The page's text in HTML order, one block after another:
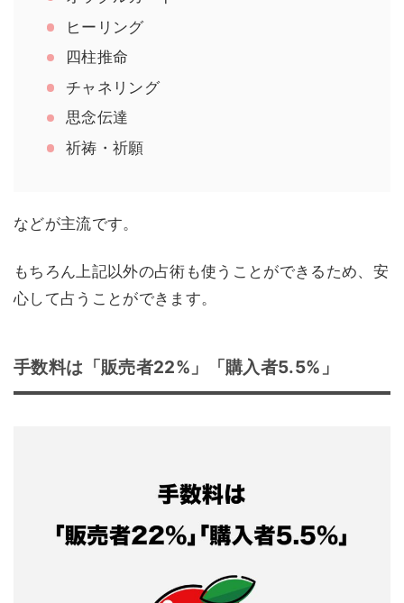
ヒーリング
四柱推命
チャネリング
思念伝達
祈祷・祈願
などが主流です。
もちろん上記以外の占術も使うことができるため、安
心して占うことができます。
手数料は「販売者22%」「購入者5.5%」